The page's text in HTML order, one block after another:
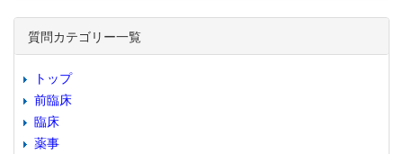
質問カテゴリー一覧
トップ
前臨床
臨床
薬事